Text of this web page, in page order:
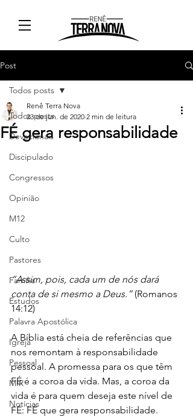
Post
Todos posts
Devocionais
Discipulado
Congressos
Opinião
M12
Culto
Pastores
Família
Estudos
Palavra Apostólica
Igreja
Pessoal
MIR
Notícias
Todos posts
FÉ gera responsabilidade
Renê Terra Nova
23 de jun. de 2020 2 min de leitura
“Assim, pois, cada um de nós dará
conta de si mesmo a Deus.” (Romanos
14:12)
A Bíblia está cheia de referências que
nos remontam à responsabilidade
pessoal. A promessa para os que têm
FÉ é a coroa da vida. Mas, a coroa da
vida é para quem deseja este nível de
FÉ: FÉ que gera responsabilidade.